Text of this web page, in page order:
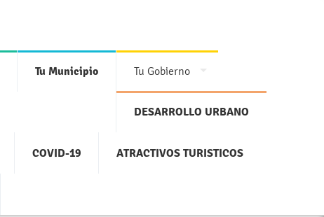
Tu Municipio Tu Gobierno
DESARROLLO URBANO
COVID-19 ATRACTIVOS TURISTICOS